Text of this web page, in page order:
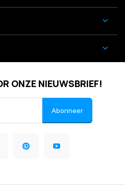
ONZE NIEUWSBRIEF!
Abonneer